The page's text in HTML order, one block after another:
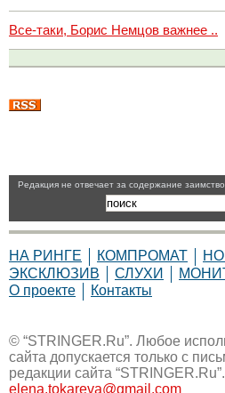
Все-таки, Борис Немцов важнее ..
Pедакция не отвечает за содержание
НА РИНГЕ КОМПРОМАТ
ЭКСКЛЮЗИВ
СЛУХИ
О проекте
Контакты
© “STRINGER.Ru”. Любое
сайта допускается только с
редакции сайта
elena.tokareva@gmail.com